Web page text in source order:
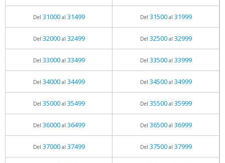
Del 31000al 31499 Del 31500al 31999
Del 32000al 32499 Del 32500al 32999
Del 33000al 33499 Del 33500al 33999
Del 34000al 34499 Del 34500al 34999
Del 35000al 35499 Del 35500al 35999
Del 36000al 36499 Del 36500al 36999
Del 37000al 37499 Del 37500al 37999